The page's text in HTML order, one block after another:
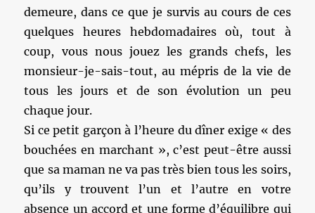
demeure, dans ce que je survis au cours de ces
quelques heures hebdomadaires où, tout à
coup, vous nous jouez les grands chefs, les
monsieur-je-sais-tout, au mépris de la vie de
tous les jours et de son évolution un peu
chaque jour.
Si ce petit garçon à l’heure du dîner exige « des
bouchées en marchant », c’est peut-être aussi
que sa maman ne va pas très bien tous les soirs,
qu’ils y trouvent l’un et l’autre en votre
absence un accord et une forme d’équilibre qui